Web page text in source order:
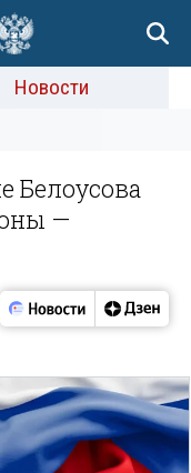
Новости
Белоусова
—